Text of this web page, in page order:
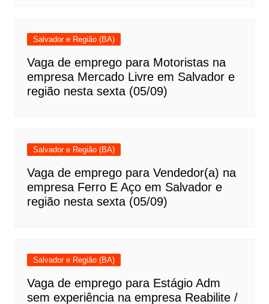
Salvador e Região (BA)
Vaga de emprego para Motoristas na
empresa Mercado Livre em Salvador e
região nesta sexta (05/09)
Salvador e Região (BA)
Vaga de emprego para Vendedor(a) na
empresa Ferro E Aço em Salvador e
região nesta sexta (05/09)
Salvador e Região (BA)
Vaga de emprego para Estágio Adm
sem experiência na empresa Reabilite /